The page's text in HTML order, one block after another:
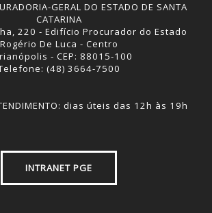
GERAL DO ESTADO DE SANTA
CATARINA
220 - Edifício Procurador do Estado
Rogério De Luca - Centro
- CEP: 88015-100
(48) 3664-7500
dias úteis das 12h às 19h
INTRANET PGE